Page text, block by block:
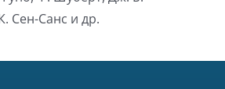
Сен-Санс и др.